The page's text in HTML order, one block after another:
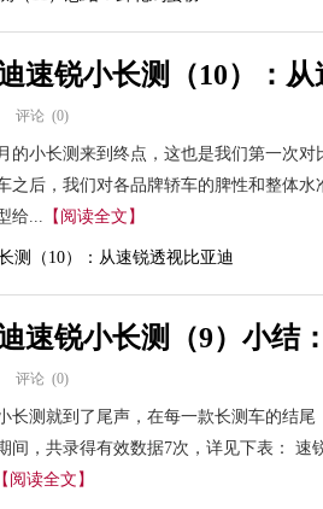
速锐小长测（10）：
评论 (0)
的小长测来到终点，这也是我们第一次
之后，我们对各品牌轿车的脾性和整体
给... 【阅读全文】
速锐小长测（9）小结
评论 (0)
长测就到了尾声，在每一款长测车的结
间，共录得有效数据7次，详见下表：
【阅读全文】